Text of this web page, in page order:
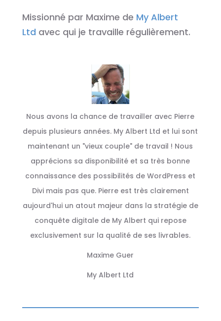
Missionné par Maxime de My Albert
Ltd avec qui je travaille régulièrement.
Nous avons la chance de travailler avec Pierre
depuis plusieurs années. My Albert Ltd et lui sont
maintenant un "vieux couple" de travail ! Nous
apprécions sa disponibilité et sa très bonne
connaissance des possibilités de WordPress et
Divi mais pas que. Pierre est très clairement
aujourd'hui un atout majeur dans la stratégie de
conquête digitale de My Albert qui repose
exclusivement sur la qualité de ses livrables.
Maxime Guer
My Albert Ltd